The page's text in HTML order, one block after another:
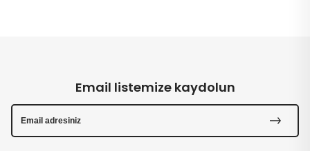
Email listemize kaydolun